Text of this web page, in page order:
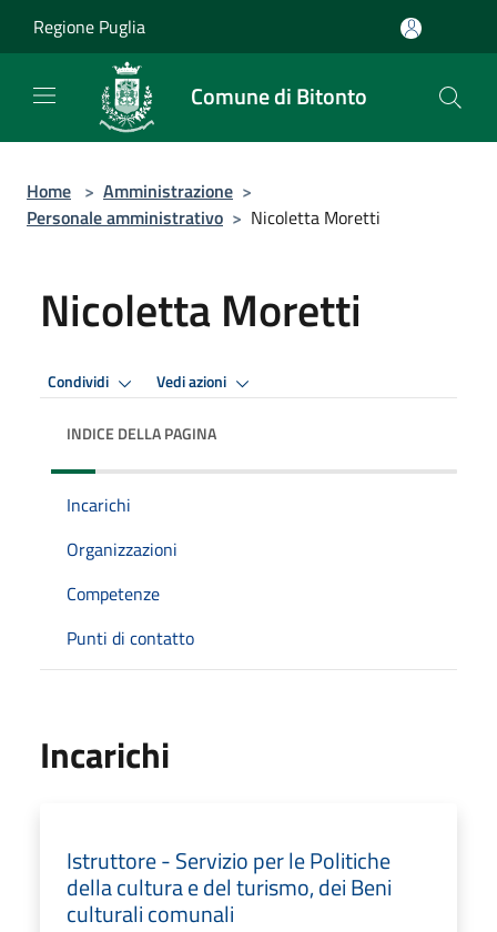
Regione Puglia
Comune di Bitonto
Home > Amministrazione >
Personale amministrativo > Nicoletta Moretti
Nicoletta Moretti
Condividi Vedi azioni
INDICE DELLA PAGINA
Incarichi
Organizzazioni
Competenze
Punti di contatto
Incarichi
Istruttore - Servizio per le Politiche
della cultura e del turismo, dei Beni
culturali comunali